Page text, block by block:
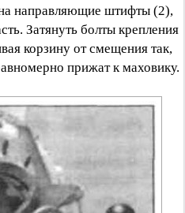
направляющие штифты (2),
Затянуть болты крепления
корзину от смещения так,
прижат к маховику.